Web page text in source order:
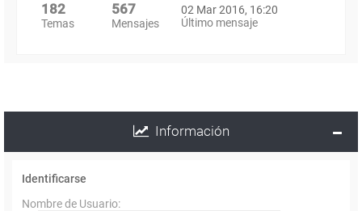
182
Temas
567
Mensajes
02 Mar 2016, 16:20
Último mensaje
Información
Identificarse
Nombre de Usuario: